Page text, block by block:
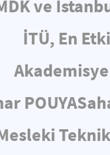
ve
İTÜ, En